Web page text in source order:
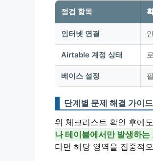
점검 항목
인터넷 연결
Airtable 계정 상태
베이스 설정
단계별 문제 해결 가이드
위 체크리스트 확인 후에
나 테이블에서만 발생하
다면 해당 영역을 집중적